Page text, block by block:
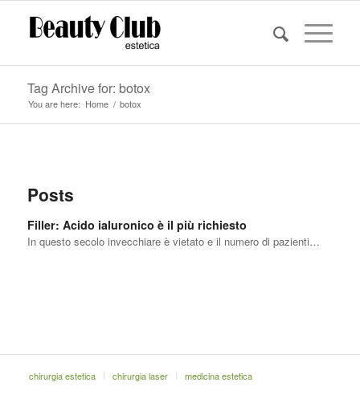
Tag Archive for: botox
You are here: Home / botox
Posts
Filler: Acido ialuronico è il più richiesto
In questo secolo invecchiare è vietato e il numero di pazienti…
chirurgia estetica chirurgia laser medicina estetica